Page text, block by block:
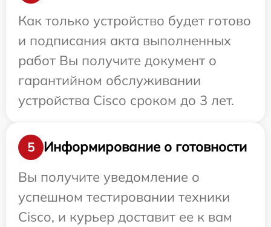
Как только устройство будет готово
и подписания акта выполненных
работ Вы получите документ о
гарантийном обслуживании
устройства Cisco сроком до 3 лет.
5
Информирование о готовности
Вы получите уведомление о
успешном тестировании техники
Cisco, и курьер доставит ее к вам